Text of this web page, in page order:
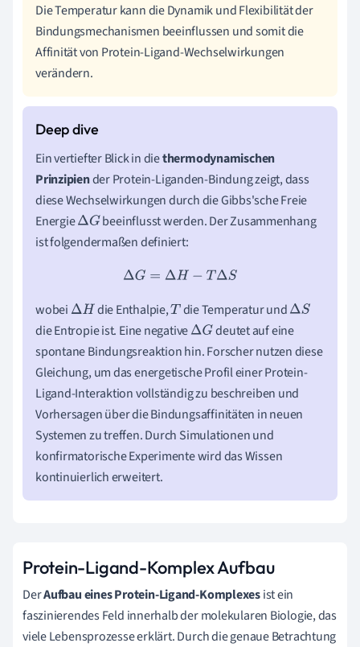
Die Temperatur kann die Dynamik und Flexibilität der
Bindungsmechanismen beeinflussen und somit die
Affinität von Protein-Ligand-Wechselwirkungen
verändern.
Ein vertiefter Blick in diethermodynamischen
Prinzipiender Protein-Liganden-Bindung zeigt, dass
diese Wechselwirkungen durch die Gibbs'sche Freie
EnergieΔG beeinflusst werden. Der Zusammenhang
ist folgendermaßen definiert:
ΔG =ΔH− TΔ S
wobei ΔH die Enthalpie,T die Temperatur undΔS
die Entropie ist. Eine negativeΔG deutet auf eine
spontane Bindungsreaktion hin. Forscher nutzen diese
Gleichung, um das energetische Profil einer Protein-
Ligand-Interaktion vollständig zu beschreiben und
Vorhersagen über die Bindungsaffinitäten in neuen
Systemen zu treffen. Durch Simulationen und
konfirmatorische Experimente wird das Wissen
kontinuierlich erweitert.
Protein-Ligand-Komplex Aufbau
DerAufbau eines Protein-Ligand-Komplexesist ein
faszinierendes Feld innerhalb der molekularen Biologie, das
viele Lebensprozesse erklärt. Durch die genaue Betrachtung